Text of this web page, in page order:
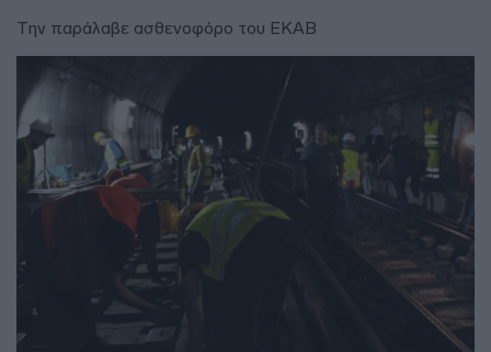
Την παράλαβε ασθενοφόρο του ΕΚΑΒ